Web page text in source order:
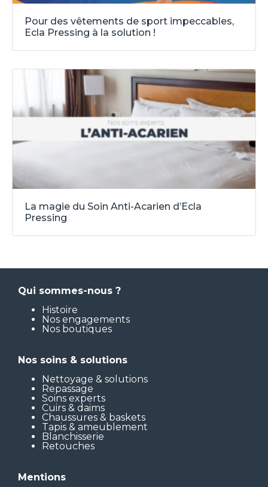
Pour des vêtements de sport impeccables,
Ecla Pressing à la solution !
La magie du Soin Anti-Acarien d’Ecla
Pressing
Qui sommes-nous ?
Histoire
Nos engagements
Nos boutiques
Nos soins & solutions
Nettoyage & solutions
Repassage
Soins experts
Cuirs & daims
Chaussures & baskets
Tapis & ameublement
Blanchisserie
Retouches
Mentions